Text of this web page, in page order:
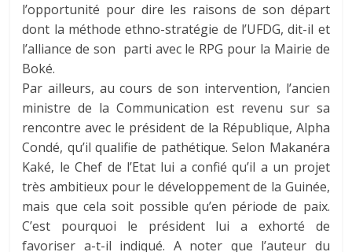
l’opportunité pour dire les raisons de son départ
dont la méthode ethno-stratégie de l’UFDG, dit-il et
l’alliance de son parti avec le RPG pour la Mairie de
Boké.
Par ailleurs, au cours de son intervention, l’ancien
ministre de la Communication est revenu sur sa
rencontre avec le président de la République, Alpha
Condé, qu’il qualifie de pathétique. Selon Makanéra
Kaké, le Chef de l’Etat lui a confié qu’il a un projet
très ambitieux pour le développement de la Guinée,
mais que cela soit possible qu’en période de paix.
C’est pourquoi le président lui a exhorté de
favoriser a-t-il indiqué. A noter que l’auteur du